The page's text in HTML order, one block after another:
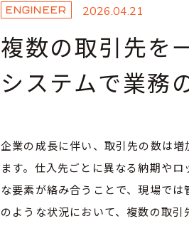
ENGINEER 2026.04.21
複数の取引先を
システムで業務
企業の成長に伴い、取引先の数は
ます。仕入先ごとに異なる納期や
な要素が絡み合うことで、現場で
のような状況において、複数の取